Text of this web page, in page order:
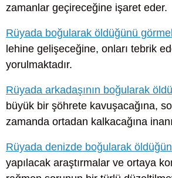
zamanlar geçireceğine işaret eder.
Rüyada boğularak öldüğünü
lehine gelişeceğine, onları tebrik
yorulmaktadır.
Rüyada arkadaşının boğularak
büyük bir şöhrete kavuşacağına,
zamanda ortadan kalkacağına
Rüyada denizde boğularak
yapılacak araştırmalar ve ortaya